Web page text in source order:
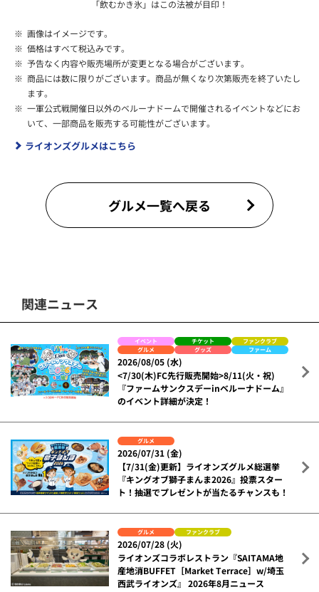
「飲むかき氷」はこの法被が目印！
※ 画像はイメージです。
※ 価格はすべて税込みです。
※ 予告なく内容や販売場所が変更となる場合がございます。
※ 商品には数に限りがございます。商品が無くなり次第販売を終了いたし
ます。
※ 一軍公式戦開催日以外のベルーナドームで開催されるイベントなどにお
いて、一部商品を販売する可能性がございます。
ライオンズグルメはこちら
グルメ一覧へ戻る
関連ニュース
イベント チケット
ファンクラブ
グルメ
グッズ ファーム
2026/08/05 (水)
<7/30(木)FC先行販売開始>8/11(火・祝)
『ファームサンクスデーinベルーナドーム』
のイベント詳細が決定！
グルメ
2026/07/31 (金)
【7/31(金)更新】ライオンズグルメ総選挙
『キングオブ獅子まんま2026』投票スター
ト！抽選でプレゼントが当たるチャンスも！
グルメ ファンクラブ
2026/07/28 (火)
ライオンズコラボレストラン『SAITAMA地
産地消BUFFET［Market Terrace］w/埼玉
西武ライオンズ』 2026年8月ニュース